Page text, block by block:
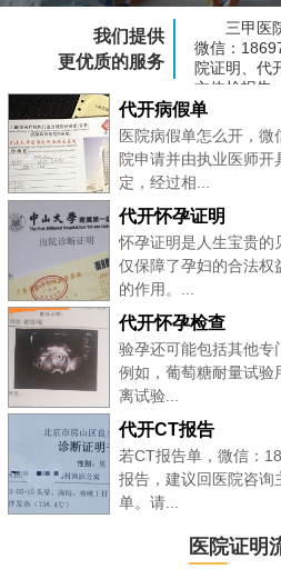
我们提供
更优质的服务
三甲医院
微信：
院证明、代
文体检报告
代开病假单
医院病假单怎么开，
院申请并由执业医师
定，经过相...
代开怀孕证明
怀孕证明是人生宝贵
仅保障了孕妇的合法权
的作用。...
代开怀孕检查
验孕还可能包括其他专
例如，葡萄糖耐量试验
离试验...
代开CT报告
若CT报告单，微信：
报告，建议回医院咨询
单。请...
医院证明